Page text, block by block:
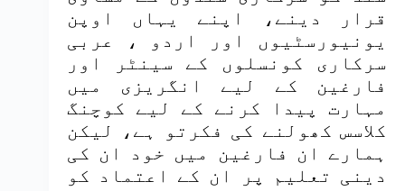
قرار دینے، اپنے یہاں اوپن
یونیورسٹیوں اور اردو ، عربی
سرکاری کونسلوں کے سینٹر اور
فارغین کے لیے انگریزی میں
مہارت پیدا کرنے کے لیے کوچنگ
کلاسس کھولنے کی فکرتو ہے، لیکن
ہمارے ان فارغین میں خود ان کی
دینی تعلیم پر ان کے اعتماد کو